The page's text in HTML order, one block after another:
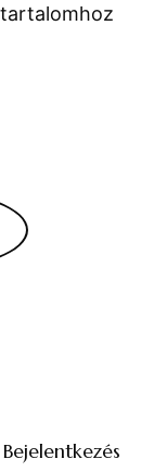
Bejelentkezés